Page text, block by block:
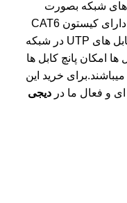
های شبکه بصورت
استاندارد استفاده میشود.پچ پنل های دارای کیستون CAT6
از نوع UTP برای استفاده به همراه کابل های UTP در شبکه
ها امکان پانچ کابل ها
را دارا میباشند.برای خرید این
و فعال ما در دیجی